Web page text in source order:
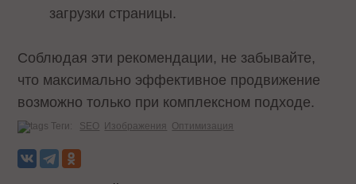
загрузки страницы.
Соблюдая эти рекомендации, не забывайте,
что максимально эффективное продвижение
возможно только при комплексном подходе.
Теги: SEO Изображения Оптимизация